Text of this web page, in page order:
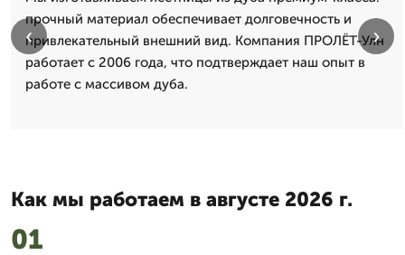
прочный материал обеспечивает долговечность и
привлекательный внешний вид. Компания ПРОЛЁТ-Улн
работает с 2006 года, что подтверждает наш опыт в
работе с массивом дуба.
‹ ›
Как мы работаем в августе 2026 г.
01